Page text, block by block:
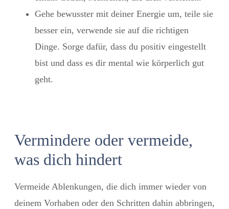
Gehe bewusster mit deiner Energie um, teile sie
besser ein, verwende sie auf die richtigen
Dinge. Sorge dafür, dass du positiv eingestellt
bist und dass es dir mental wie körperlich gut
geht.
Vermindere oder vermeide,
was dich hindert
Vermeide Ablenkungen, die dich immer wieder von
deinem Vorhaben oder den Schritten dahin abbringen,